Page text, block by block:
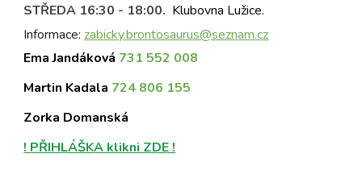
STŘEDA 16:30 - 18:00. Klubovna Lužice.
Informace: zabicky.brontosaurus@seznam.cz
Ema Jandáková 731 552 008
Martin Kadala 724 806 155
Zorka Domanská
! PŘIHLÁŠKA klikni ZDE !